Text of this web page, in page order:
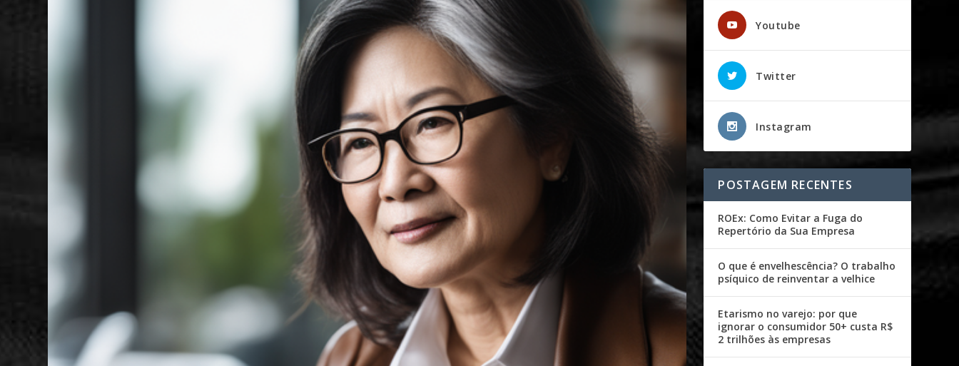
Youtube
Twitter
Instagram
POSTAGEM RECENTES
ROEx: Como Evitar a Fuga do
Repertório da Sua Empresa
O que é envelhescência? O trabalho
psíquico de reinventar a velhice
Etarismo no varejo: por que
ignorar o consumidor 50+ custa R$
2 trilhões às empresas